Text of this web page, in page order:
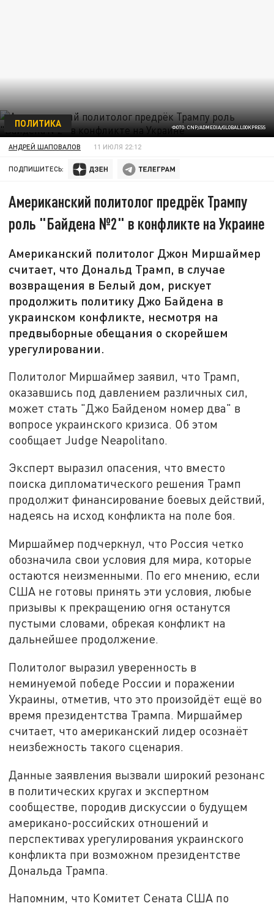
ФОТО: CNP/ADMEDIA/GLOBALLOOKPRESS
ПОЛИТИКА
АНДРЕЙ ШАПОВАЛОВ 11 ИЮЛЯ 22:12
ПОДПИШИТЕСЬ:
Американский политолог предрёк Трампу
роль "Байдена №2" в конфликте на Украине
Американский политолог Джон Миршаймер
считает, что Дональд Трамп, в случае
возвращения в Белый дом, рискует
продолжить политику Джо Байдена в
украинском конфликте, несмотря на
предвыборные обещания о скорейшем
урегулировании.
Политолог Миршаймер заявил, что Трамп,
оказавшись под давлением различных сил,
может стать "Джо Байденом номер два" в
вопросе украинского кризиса. Об этом
сообщает Judge Neapolitano.
Эксперт выразил опасения, что вместо
поиска дипломатического решения Трамп
продолжит финансирование боевых действий,
надеясь на исход конфликта на поле боя.
Миршаймер подчеркнул, что Россия четко
обозначила свои условия для мира, которые
остаются неизменными. По его мнению, если
США не готовы принять эти условия, любые
призывы к прекращению огня останутся
пустыми словами, обрекая конфликт на
дальнейшее продолжение.
Политолог выразил уверенность в
неминуемой победе России и поражении
Украины, отметив, что это произойдёт ещё во
время президентства Трампа. Миршаймер
считает, что американский лидер осознаёт
неизбежность такого сценария.
Данные заявления вызвали широкий резонанс
в политических кругах и экспертном
сообществе, породив дискуссии о будущем
американо-российских отношений и
перспективах урегулирования украинского
конфликта при возможном президентстве
Дональда Трампа.
Напомним, что Комитет Сената США по